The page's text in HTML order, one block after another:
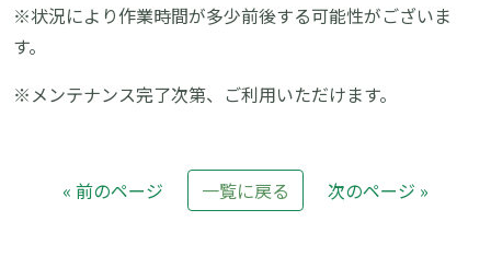
※状況により作業時間が多少前後する可能性がございま
す。
※メンテナンス完了次第、ご利用いただけます。
« 前のページ 一覧に戻る 次のページ »